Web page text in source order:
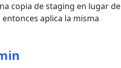
copia de staging en lugar de
aplica la misma